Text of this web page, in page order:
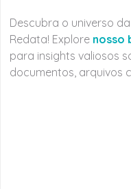
Descubra o universo
Redata! Explore nosso
para insights valiosos
documentos, arquivos